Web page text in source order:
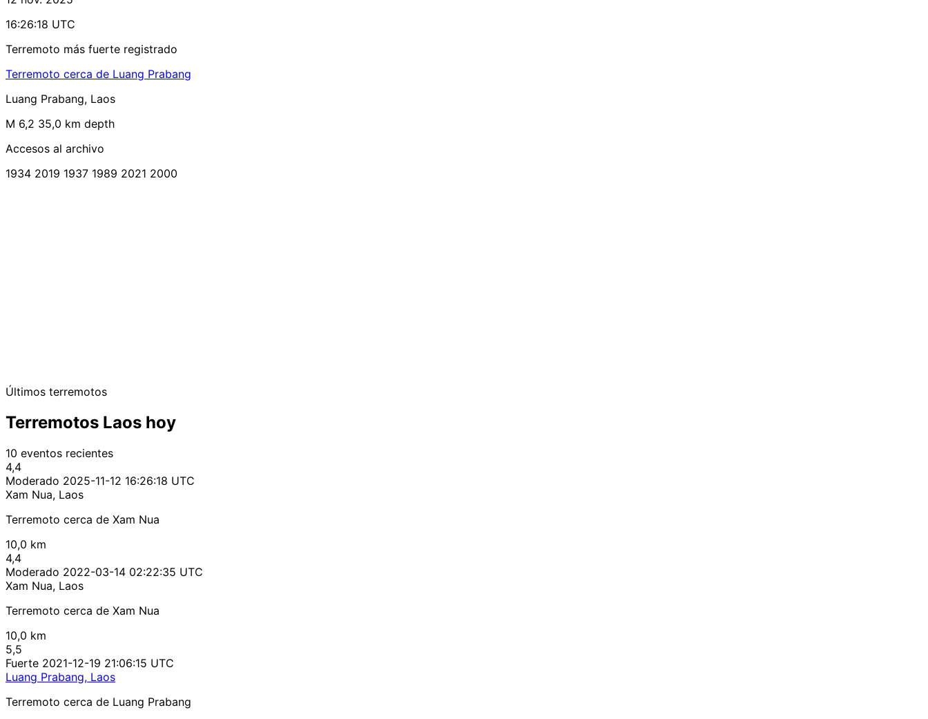
16:26:18 UTC
Terremoto más fuerte registrado
Terremoto cerca de Luang Prabang
Luang Prabang, Laos
M 6,2 35,0 km depth
Accesos al archivo
1934 2019 1937 1989 2021 2000
Últimos terremotos
Terremotos Laos hoy
10 eventos recientes
4,4
Moderado 2025-11-12 16:26:18 UTC
Xam Nua, Laos
Terremoto cerca de Xam Nua
10,0 km
4,4
Moderado 2022-03-14 02:22:35 UTC
Xam Nua, Laos
Terremoto cerca de Xam Nua
10,0 km
5,5
Fuerte 2021-12-19 21:06:15 UTC
Luang Prabang, Laos
Terremoto cerca de Luang Prabang